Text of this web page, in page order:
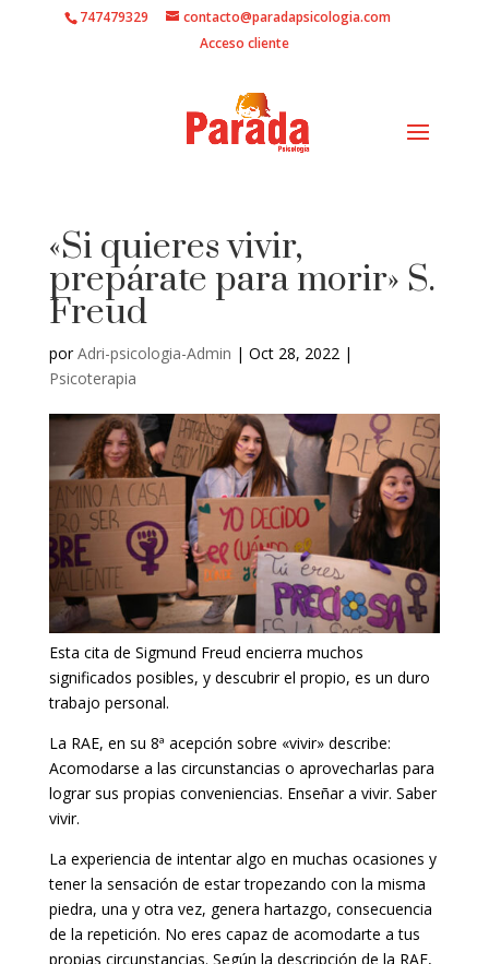
747479329
contacto@paradapsicologia.com
Acceso cliente
«Si quieres vivir,
prepárate para morir» S.
Freud
porAdri-psicologia-Admin | Oct 28, 2022|
Psicoterapia
Esta cita de Sigmund Freud encierra muchos
significados posibles, y descubrir el propio, es un duro
trabajo personal.
La RAE, en su 8ª acepción sobre «vivir» describe:
Acomodarse a las circunstancias o aprovecharlas para
lograr sus propias conveniencias. Enseñar a vivir. Saber
vivir.
La experiencia de intentar algo en muchas ocasiones y
tener la sensación de estar tropezando con la misma
piedra, una y otra vez, genera hartazgo, consecuencia
de la repetición. No eres capaz de acomodarte a tus
propias circunstancias. Según la descripción de la RAE,